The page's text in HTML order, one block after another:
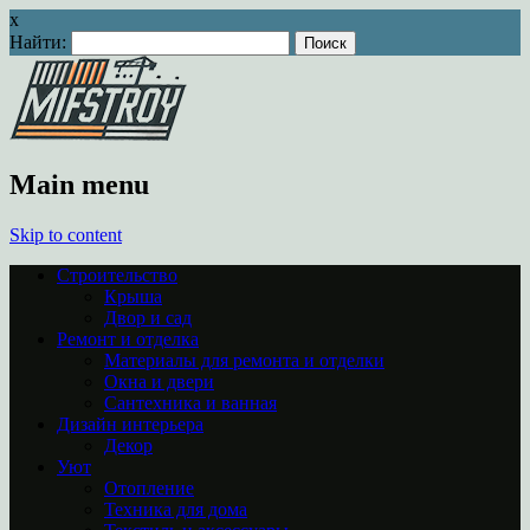
x
Найти:
Main menu
Skip to content
Строительство
Крыша
Двор и сад
Ремонт и отделка
Материалы для ремонта и отделки
Окна и двери
Сантехника и ванная
Дизайн интерьера
Декор
Уют
Отопление
Техника для дома